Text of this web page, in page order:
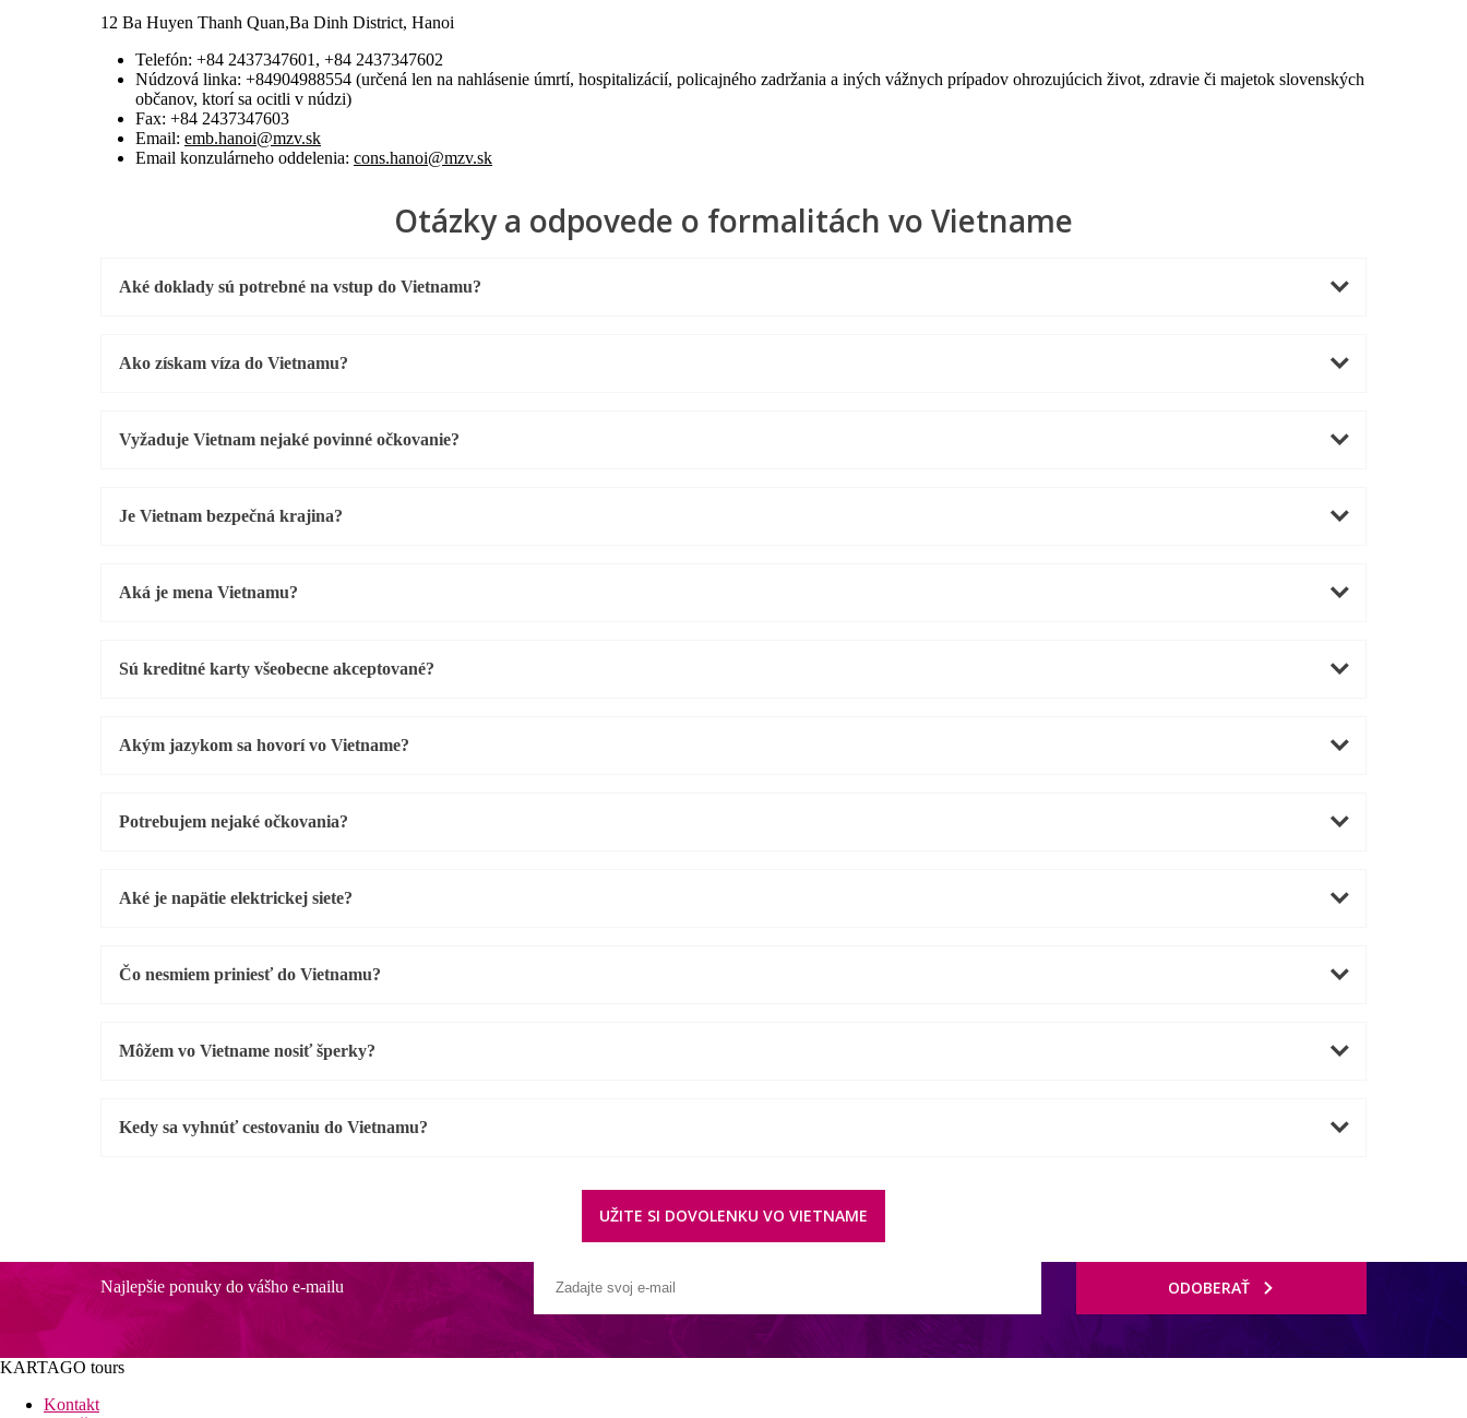
12 Ba Huyen Thanh Quan,Ba Dinh District, Hanoi
Telefón: +84 2437347601, +84 2437347602
Núdzová linka: +84904988554 (určená len na nahlásenie úmrtí, hospitalizácií, policajného zadržania a iných vážnych prípadov ohrozujúcich život, zdravie či majetok slovenských
občanov, ktorí sa ocitli v núdzi)
Fax: +84 2437347603
Email: emb.hanoi@mzv.sk
Email konzulárneho oddelenia: cons.hanoi@mzv.sk
Otázky a odpovede o formalitách vo Vietname
Aké doklady sú potrebné na vstup do Vietnamu?
Ako získam víza do Vietnamu?
Vyžaduje Vietnam nejaké povinné očkovanie?
Je Vietnam bezpečná krajina?
Aká je mena Vietnamu?
Sú kreditné karty všeobecne akceptované?
Akým jazykom sa hovorí vo Vietname?
Potrebujem nejaké očkovania?
Aké je napätie elektrickej siete?
Čo nesmiem priniesť do Vietnamu?
Môžem vo Vietname nosiť šperky?
Kedy sa vyhnúť cestovaniu do Vietnamu?
UŽITE SI DOVOLENKU VO VIETNAME
Najlepšie ponuky do vášho e-mailu ODOBERAŤ
KARTAGO tours
Kontakt